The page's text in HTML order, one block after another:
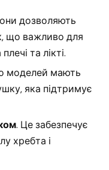
дозволяють
що важливо для
та лікті.
моделей мають
яка підтримує
. Це забезпечує
хребта і